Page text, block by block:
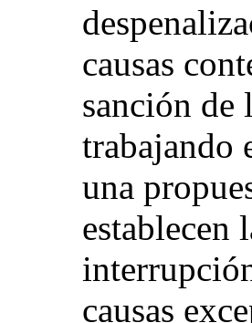
causas
sanción de
trabajando
una
establecen
causas